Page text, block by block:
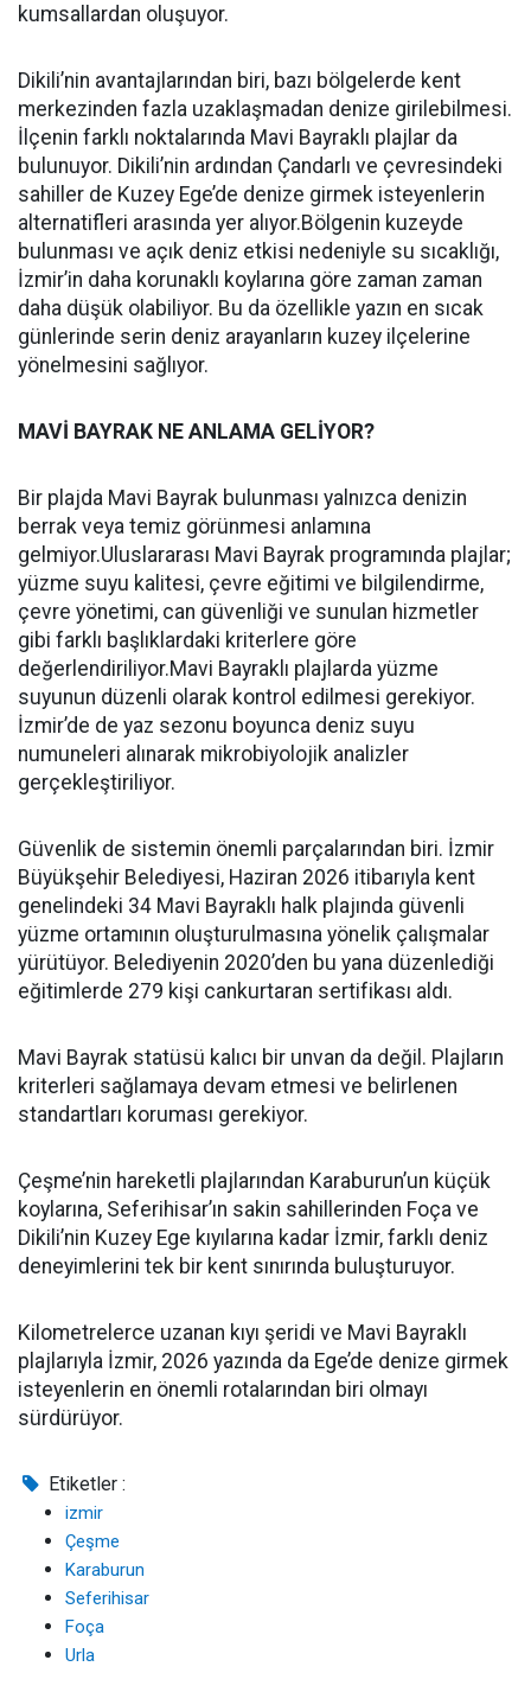
kumsallardan oluşuyor.
Dikili’nin avantajlarından biri, bazı bölgelerde kent
merkezinden fazla uzaklaşmadan denize girilebilmesi.
İlçenin farklı noktalarında Mavi Bayraklı plajlar da
bulunuyor. Dikili’nin ardından Çandarlı ve çevresindeki
sahiller de Kuzey Ege’de denize girmek isteyenlerin
alternatifleri arasında yer alıyor.Bölgenin kuzeyde
bulunması ve açık deniz etkisi nedeniyle su sıcaklığı,
İzmir’in daha korunaklı koylarına göre zaman zaman
daha düşük olabiliyor. Bu da özellikle yazın en sıcak
günlerinde serin deniz arayanların kuzey ilçelerine
yönelmesini sağlıyor.
MAVİ BAYRAK NE ANLAMA GELİYOR?
Bir plajda Mavi Bayrak bulunması yalnızca denizin
berrak veya temiz görünmesi anlamına
gelmiyor.Uluslararası Mavi Bayrak programında plajlar;
yüzme suyu kalitesi, çevre eğitimi ve bilgilendirme,
çevre yönetimi, can güvenliği ve sunulan hizmetler
gibi farklı başlıklardaki kriterlere göre
değerlendiriliyor.Mavi Bayraklı plajlarda yüzme
suyunun düzenli olarak kontrol edilmesi gerekiyor.
İzmir’de de yaz sezonu boyunca deniz suyu
numuneleri alınarak mikrobiyolojik analizler
gerçekleştiriliyor.
Güvenlik de sistemin önemli parçalarından biri. İzmir
Büyükşehir Belediyesi, Haziran 2026 itibarıyla kent
genelindeki 34 Mavi Bayraklı halk plajında güvenli
yüzme ortamının oluşturulmasına yönelik çalışmalar
yürütüyor. Belediyenin 2020’den bu yana düzenlediği
eğitimlerde 279 kişi cankurtaran sertifikası aldı.
Mavi Bayrak statüsü kalıcı bir unvan da değil. Plajların
kriterleri sağlamaya devam etmesi ve belirlenen
standartları koruması gerekiyor.
Çeşme’nin hareketli plajlarından Karaburun’un küçük
koylarına, Seferihisar’ın sakin sahillerinden Foça ve
Dikili’nin Kuzey Ege kıyılarına kadar İzmir, farklı deniz
deneyimlerini tek bir kent sınırında buluşturuyor.
Kilometrelerce uzanan kıyı şeridi ve Mavi Bayraklı
plajlarıyla İzmir, 2026 yazında da Ege’de denize girmek
isteyenlerin en önemli rotalarından biri olmayı
sürdürüyor.
Etiketler :
izmir
Çeşme
Karaburun
Seferihisar
Foça
Urla